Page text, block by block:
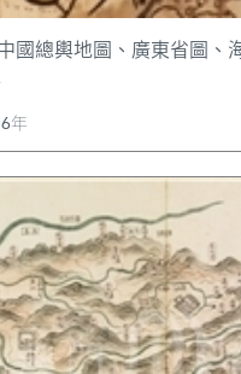
國總輿地圖、廣東省圖、
年